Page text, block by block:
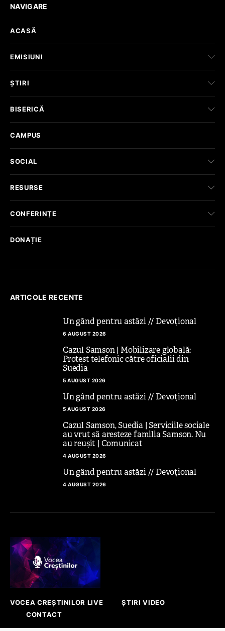
NAVIGARE
ACASĂ
EMISIUNI
ȘTIRI
BISERICĂ
CAMPUS
SOCIAL
RESURSE
CONFERINȚE
DONAȚIE
ARTICOLE RECENTE
Un gând pentru astăzi // Devoțional
6 AUGUST 2026
Cazul Samson | Mobilizare globală:
Protest telefonic către oficialii din
Suedia
5 AUGUST 2026
Un gând pentru astăzi // Devoțional
5 AUGUST 2026
Cazul Samson, Suedia | Serviciile sociale
au vrut să aresteze familia Samson. Nu
au reușit | Comunicat
4 AUGUST 2026
Un gând pentru astăzi // Devoțional
4 AUGUST 2026
VOCEA CREȘTINILOR LIVE
ȘTIRI VIDEO
CONTACT